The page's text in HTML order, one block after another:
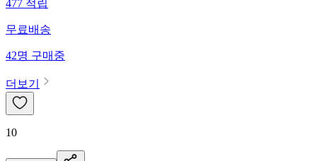
477적립
무료배송
42명구매중
더보기
10